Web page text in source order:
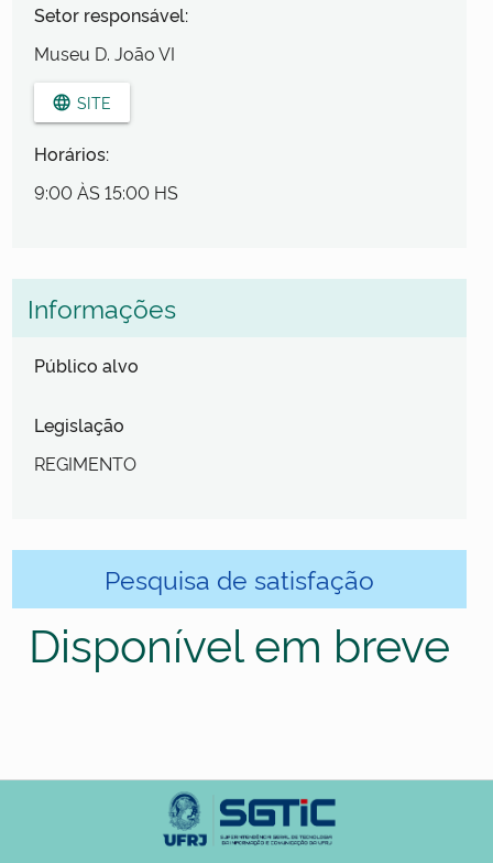
Setor responsável:
Museu D. João VI
language SITE
Horários:
9:00 ÀS 15:00 HS
Informações
Público alvo
Legislação
REGIMENTO
Pesquisa de satisfação
Disponível em breve